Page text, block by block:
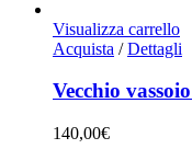
Visualizza carrello
Acquista / Dettagli
Vecchio
140,00€